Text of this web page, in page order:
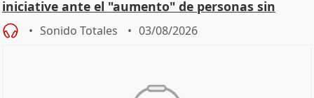
iniciative ante el "aumento" de personas sin
hogar en Madri
Sonido Totales 03/08/2026